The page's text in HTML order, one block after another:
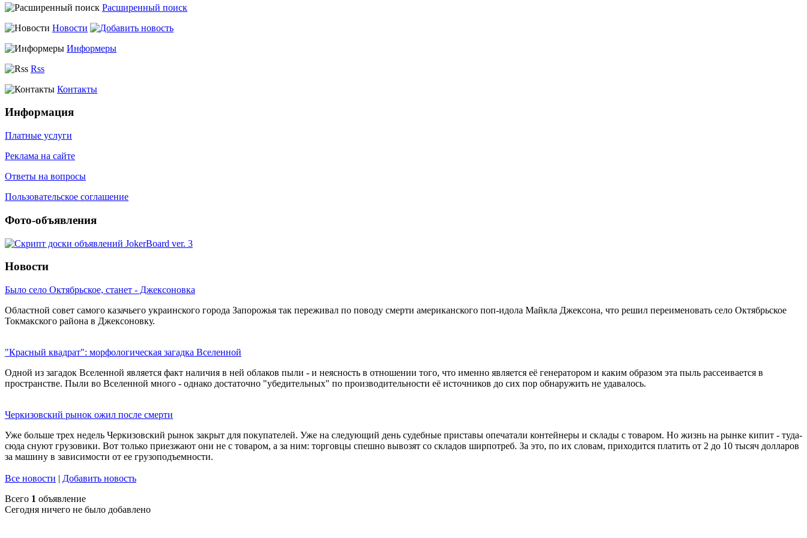
Расширенный поиск
Новости
Информеры
Rss
Контакты
Информация
Платные услуги
Реклама на сайте
Ответы на вопросы
Пользовательское соглашение
Фото-объявления
Новости
Было село Октябрьское, станет - Джексоновка
Областной совет самого казачьего украинского города Запорожья так переживал по поводу смерти американского поп-идола Майкла Джексона, что решил переименовать село Октябрьское
Токмакского района в Джексоновку.
"Красный квадрат": морфологическая загадка Вселенной
Одной из загадок Вселенной является факт наличия в ней облаков пыли - и неясность в отношении того, что именно является её генератором и каким образом эта пыль рассеивается в
пространстве. Пыли во Вселенной много - однако достаточно "убедительных" по производительности её источников до сих пор обнаружить не удавалось.
Черкизовский рынок ожил после смерти
Уже больше трех недель Черкизовский рынок закрыт для покупателей. Уже на следующий день судебные приставы опечатали контейнеры и склады с товаром. Но жизнь на рынке кипит - туда-
сюда снуют грузовики. Вот только приезжают они не с товаром, а за ним: торговцы спешно вывозят со складов ширпотреб. За это, по их словам, приходится платить от 2 до 10 тысяч долларов
за машину в зависимости от ее грузоподъемности.
Все новости | Добавить новость
Всего 1 объявление
Сегодня ничего не было добавлено